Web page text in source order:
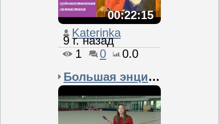
00:22:15
Katerinka
9 г. назад
1
0
0.0
Большая энциклопедия бо...